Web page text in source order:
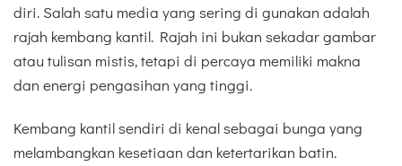
diri. Salah satu media yang sering di gunakan adalah
rajah kembang kantil. Rajah ini bukan sekadar gambar
atau tulisan mistis, tetapi di percaya memiliki makna
dan energi pengasihan yang tinggi.
Kembang kantil sendiri di kenal sebagai bunga yang
melambangkan kesetiaan dan ketertarikan batin.